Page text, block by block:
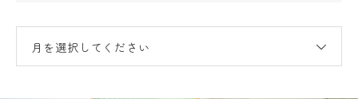
月を選択してください